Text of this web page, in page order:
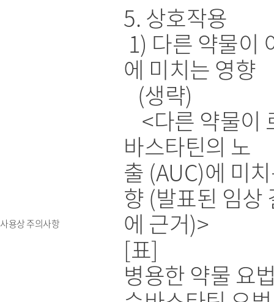
사용상 주의사항
5. 상호작용
1) 다른 약물이
에 미치는 영향
(생략)
<다른 약물이
바스타틴의 노
출 (AUC)에 미
향 (발표된 임상
에 근거)>
[표]
병용한 약물 요